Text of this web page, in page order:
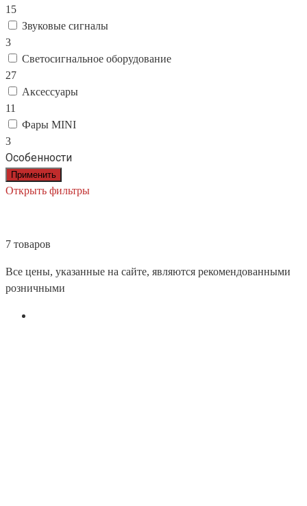
15
Звуковые сигналы
3
Светосигнальное оборудование
27
Аксессуары
11
Фары MINI
3
Особенности
Применить
Открыть фильтры
7 товаров
Все цены, указанные на сайте, являются рекомендованными
розничными